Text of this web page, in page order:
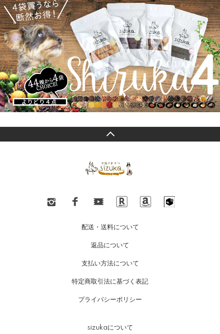
配送・送料について
返品について
支払い方法について
特定商取引法に基づく表記
プライバシーポリシー
sizukaについて